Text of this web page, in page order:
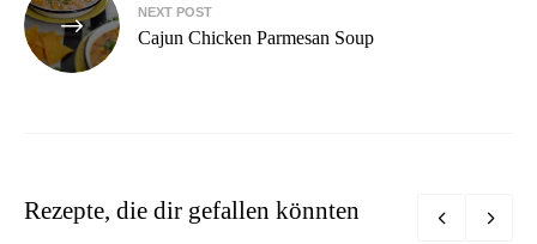
NEXT POST
Cajun Chicken Parmesan Soup
Rezepte, die dir gefallen könnten